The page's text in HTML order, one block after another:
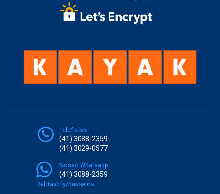
Telefones
(41) 3088-2359
(41) 3029-0577
Nosso Whatsapp
(41) 3088-2359
Rebrand.ly/passeios